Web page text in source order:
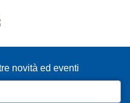
novità ed eventi